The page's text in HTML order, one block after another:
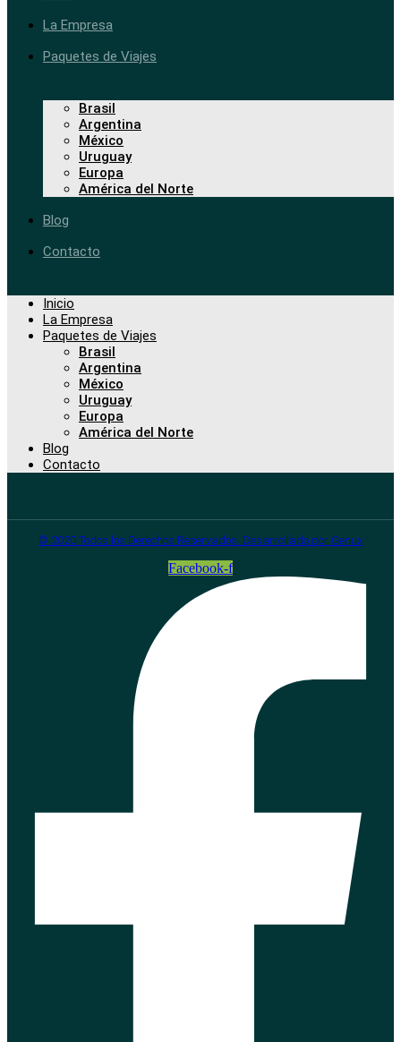
La Empresa
Paquetes de Viajes
Brasil
Argentina
México
Uruguay
Europa
América del Norte
Blog
Contacto
Inicio
La Empresa
Paquetes de Viajes
Brasil
Argentina
México
Uruguay
Europa
América del Norte
Blog
Contacto
© 2020 Todos los Derechos Reservados. Desarrollado por Genux
Facebook-f